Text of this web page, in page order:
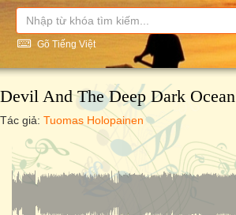
Gõ Tiếng Việt
Devil And The Deep Dark Ocean
Tác giả: Tuomas Holopainen